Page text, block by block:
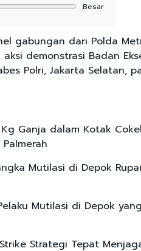
Besar
gabungan dari Polda
demonstrasi Badan
Polri, Jakarta Selatan,
Ganja dalam Kotak
Mutilasi di Depok
Mutilasi di Depok
Strategi Tepat